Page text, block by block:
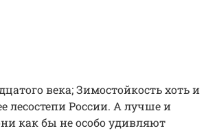
века; Зимостойкость хоть и
лесостепи России. А лучше и
как бы не особо удивляют